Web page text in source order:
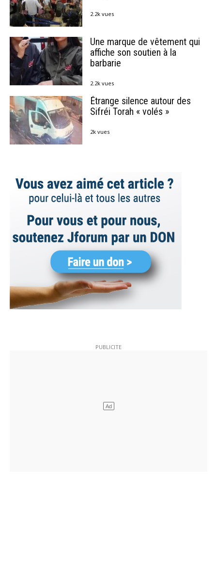
2.2k vues
Une marque de vêtement qui
affiche son soutien à la
barbarie
2.2k vues
Étrange silence autour des
Sifréi Torah « volés »
2k vues